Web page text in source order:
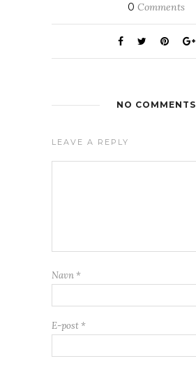
0 Comments
NO COMMENTS
LEAVE A REPLY
Navn *
E-post *